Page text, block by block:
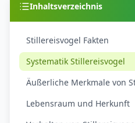
Inhaltsverzeichnis
Stillereisvogel Fakten
Systematik Stillereisvogel
Äußerliche Merkmale von
Lebensraum und Herkunft